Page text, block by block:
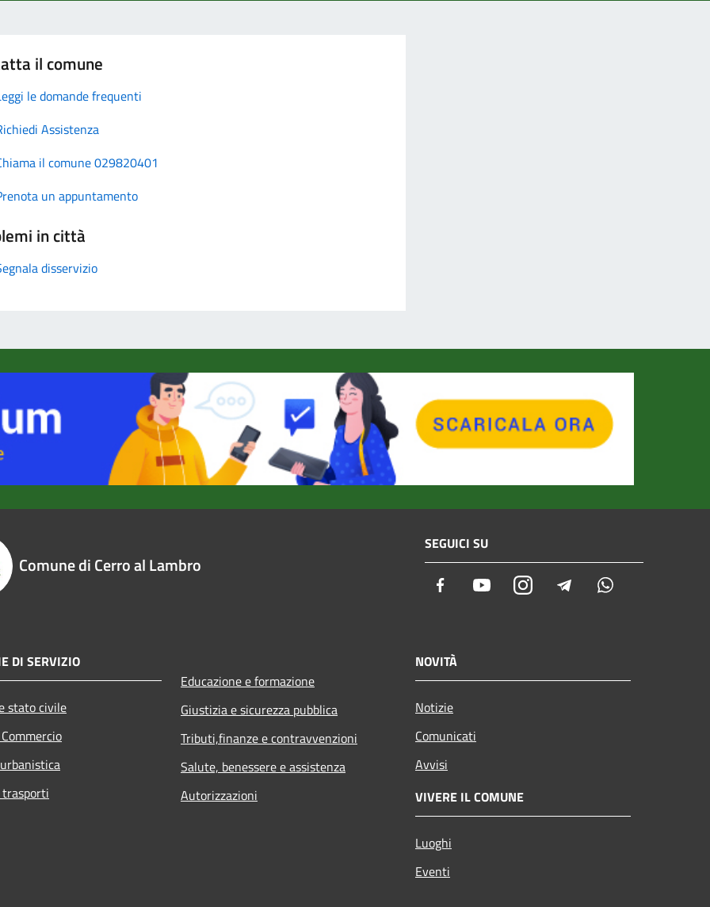
il comune
le domande frequenti
Assistenza
il comune 029820401
un appuntamento
in città
disservizio
Comune di Cerro al Lambro
SEGUICI SU
Facebook YoutubeInstagramTelegram
DI SERVIZIO
stato civile
Educazione e formazione
Giustizia e sicurezza pubblica
Tributi,finanze e contravvenzioni
Salute, benessere e assistenza
Autorizzazioni
NOVITÀ
Notizie
Comunicati
Avvisi
VIVERE IL COMUNE
Luoghi
Eventi